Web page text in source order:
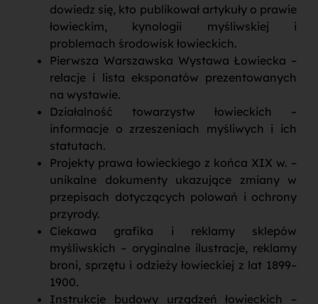
dowiedz się, kto publikował artykuły o prawie
łowieckim, kynologii myśliwskiej i
problemach środowisk łowieckich.
Pierwsza Warszawska Wystawa Łowiecka –
relacje i lista eksponatów prezentowanych
na wystawie.
Działalność towarzystw łowieckich –
informacje o zrzeszeniach myśliwych i ich
statutach.
Projekty prawa łowieckiego z końca XIX w. –
unikalne dokumenty ukazujące zmiany w
przepisach dotyczących polowań i ochrony
przyrody.
Ciekawa grafika i reklamy sklepów
myśliwskich – oryginalne ilustracje, reklamy
broni, sprzętu i odzieży łowieckiej z lat 1899–
1900.
Instrukcje budowy urządzeń łowieckich –